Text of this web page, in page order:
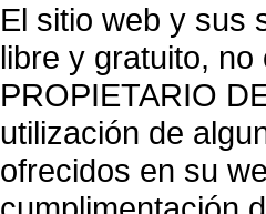
El sitio web y sus
libre y gratuito, no
PROPIETARIO
utilización de
ofrecidos en su